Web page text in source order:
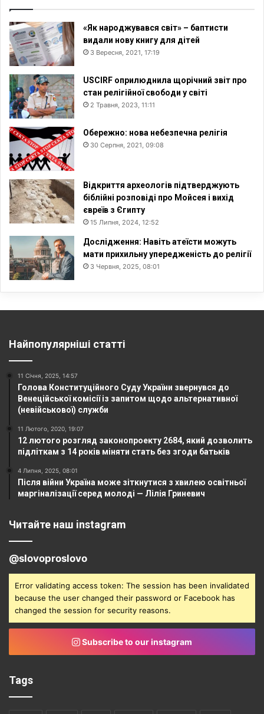
«Як народжувався світ» – баптисти
видали нову книгу для дітей
3 Вересня, 2021, 17:19
USCIRF оприлюднила щорічний звіт про
стан релігійної свободи у світі
2 Травня, 2023, 11:11
Обережно: нова небезпечна релігія
30 Серпня, 2021, 09:08
Відкриття археологів підтверджують
біблійні розповіді про Мойсея і вихід
євреїв з Єгипту
15 Липня, 2024, 12:52
Дослідження: Навіть атеїсти можуть
мати прихильну упередженість до релігії
3 Червня, 2025, 08:01
Найпопулярніші статті
11 Січня, 2025, 14:57
Голова Конституційного Суду України звернувся до
Венеційської комісії із запитом щодо альтернативної
(невійськової) служби
11 Лютого, 2020, 19:07
12 лютого розгляд законопроекту 2684, який дозволить
підліткам з 14 років міняти стать без згоди батьків
4 Липня, 2025, 08:01
Після війни Україна може зіткнутися з хвилею освітньої
маргіналізації серед молоді — Лілія Гриневич
Читайте наш instagram
@slovoproslovo
Error validating access token: The session has been invalidated
because the user changed their password or Facebook has
changed the session for security reasons.
Subscribe to our instagram
Tags